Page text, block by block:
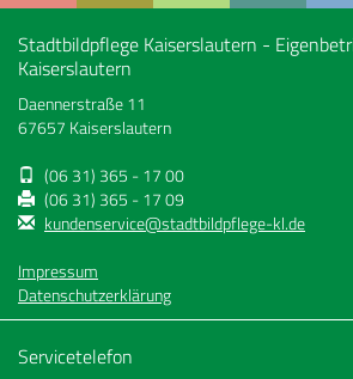
Stadtbildpflege Kaiserslautern -
Kaiserslautern
Daennerstraße 11
67657 Kaiserslautern
(06 31) 365 - 17 00
(06 31) 365 - 17 09
kundenservice@stadtbildpflege-kl.de
Impressum
Datenschutzerklärung
Servicetelefon